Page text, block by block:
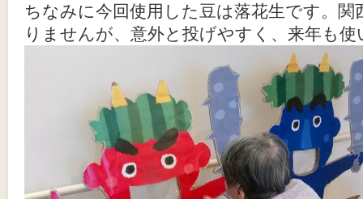
ちなみに今回使用した豆は落花生です。
りませんが、意外と投げやすく、来年も